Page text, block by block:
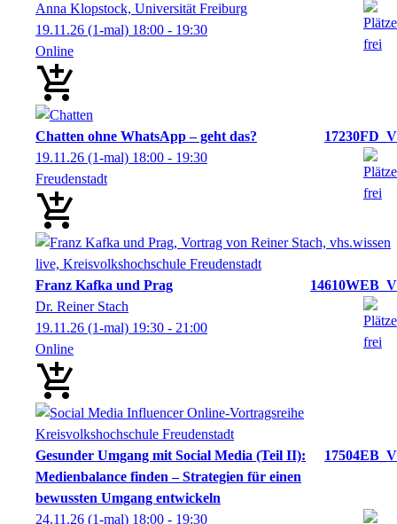
Anna Klopstock, Universität Freiburg
19.11.26 (1-mal) 18:00 - 19:30
Online
Chatten ohne WhatsApp – geht das?
17230FD_V
19.11.26 (1-mal) 18:00 - 19:30
Freudenstadt
Franz Kafka und Prag
14610WEB_V
Dr. Reiner Stach
19.11.26 (1-mal) 19:30 - 21:00
Online
Gesunder Umgang mit Social Media (Teil II):
Medienbalance finden – Strategien für einen
bewussten Umgang entwickeln
17504EB_V
24.11.26 (1-mal) 18:00 - 19:30